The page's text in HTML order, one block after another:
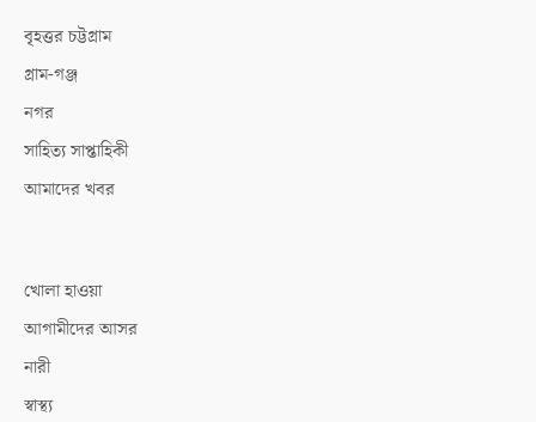
বৃহত্তর চট্টগ্রাম
গ্রাম-গঞ্জ
নগর
সাহিত্য সাপ্তাহিকী
আমাদের খবর
খোলা হাওয়া
আগামীদের আসর
নারী
স্বাস্থ্য